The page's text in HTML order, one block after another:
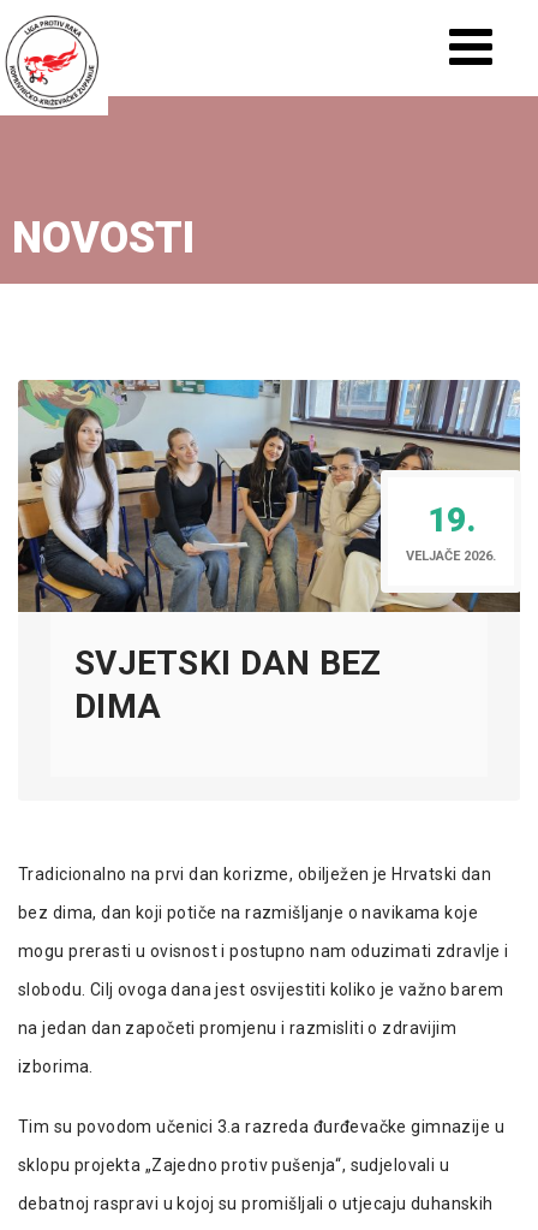
NOVOSTI
19.
VELJAČE 2026.
SVJETSKI DAN BEZ
DIMA
Tradicionalno na prvi dan korizme, obilježen je Hrvatski dan
bez dima, dan koji potiče na razmišljanje o navikama koje
mogu prerasti u ovisnost i postupno nam oduzimati zdravlje i
slobodu. Cilj ovoga dana jest osvijestiti koliko je važno barem
na jedan dan započeti promjenu i razmisliti o zdravijim
izborima.
Tim su povodom učenici 3.a razreda đurđevačke gimnazije u
sklopu projekta „Zajedno protiv pušenja“, sudjelovali u
debatnoj raspravi u kojoj su promišljali o utjecaju duhanskih